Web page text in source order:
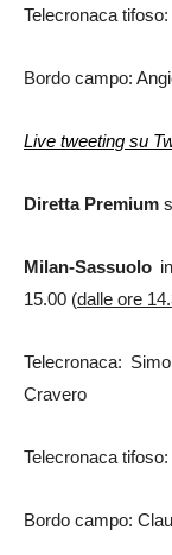
Telecronaca
Bordo campo:
Live tweeting su
Diretta Premium
Milan-Sassuolo
15.00 (dalle ore
Telecronaca:
Cravero
Telecronaca
Bordo campo: